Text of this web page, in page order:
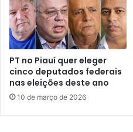
PT no Piauí quer eleger
cinco deputados federais
nas eleições deste ano
10 de março de 2026